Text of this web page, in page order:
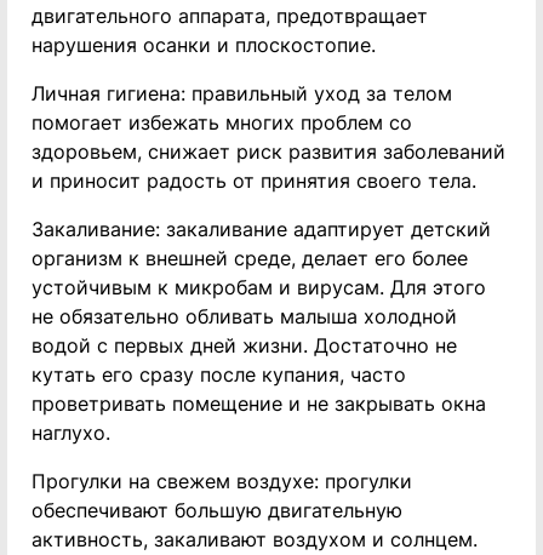
двигательного аппарата, предотвращает
нарушения осанки и плоскостопие.
Личная гигиена: правильный уход за телом
помогает избежать многих проблем со
здоровьем, снижает риск развития заболеваний
и приносит радость от принятия своего тела.
Закаливание: закаливание адаптирует детский
организм к внешней среде, делает его более
устойчивым к микробам и вирусам. Для этого
не обязательно обливать малыша холодной
водой с первых дней жизни. Достаточно не
кутать его сразу после купания, часто
проветривать помещение и не закрывать окна
наглухо.
Прогулки на свежем воздухе: прогулки
обеспечивают большую двигательную
активность, закаливают воздухом и солнцем.